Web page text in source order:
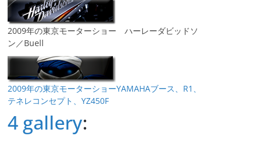
2009年の東京モーターショー ハーレーダビッドソ
ン／Buell
2009年の東京モーターショーYAMAHAブース、R1、
テネレコンセプト、YZ450F
4 gallery: